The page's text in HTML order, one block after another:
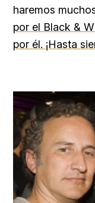
haremos
por el Black &
por él. ¡Hasta